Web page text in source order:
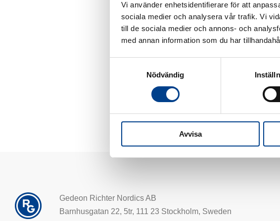
Vi använder enhetsidentifierare för att
sociala medier och analysera vår trafik. Vi
till de sociala medier och annons- och
med annan information som du har
Nödvändig
Avvisa
Gedeon Richter Nordics AB
Barnhusgatan 22, 5tr, 111 23 Stockholm, Sweden